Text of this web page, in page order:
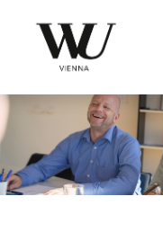
ENGLISH
Jobangebote
Karriere @ WU Wien